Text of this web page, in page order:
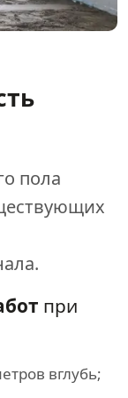
пола
при
вглубь;